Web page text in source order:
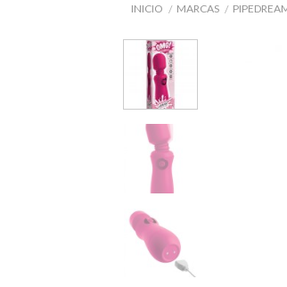
INICIO / MARCAS /